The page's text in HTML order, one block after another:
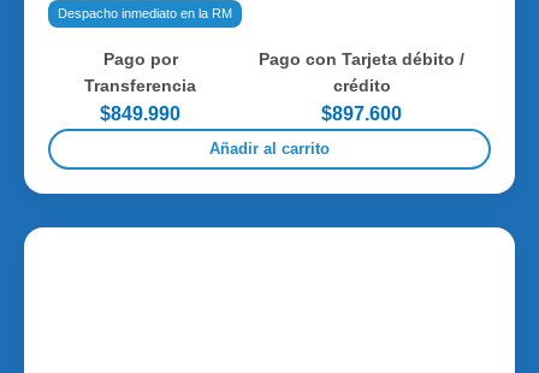
Despacho inmediato en la RM
Pago por
Transferencia
$849.990
Pago con Tarjeta débito /
crédito
$897.600
Añadir al carrito